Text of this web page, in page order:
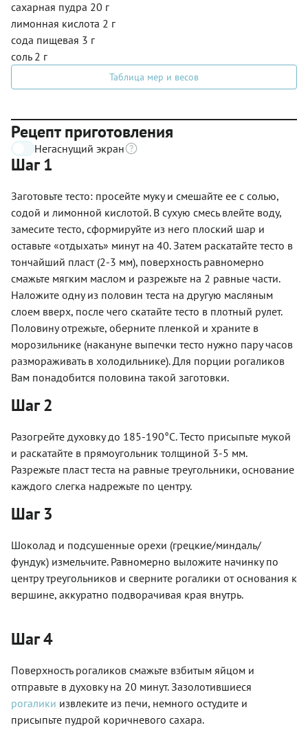
сахарная пудра 20 г
лимонная кислота 2 г
сода пищевая 3 г
соль 2 г
Таблица мер и весов
Рецепт приготовления
Негаснущий экран
Шаг 1
Заготовьте тесто: просейте муку и смешайте ее с солью,
содой и лимонной кислотой. В сухую смесь влейте воду,
замесите тесто, сформируйте из него плоский шар и
оставьте «отдыхать» минут на 40. Затем раскатайте тесто в
тончайший пласт (2-3 мм), поверхность равномерно
смажьте мягким маслом и разрежьте на 2 равные части.
Наложите одну из половин теста на другую масляным
слоем вверх, после чего скатайте тесто в плотный рулет.
Половину отрежьте, оберните пленкой и храните в
морозильнике (накануне выпечки тесто нужно пару часов
размораживать в холодильнике). Для порции рогаликов
Вам понадобится половина такой заготовки.
Шаг 2
Разогрейте духовку до 185-190°С. Тесто присыпьте мукой
и раскатайте в прямоугольник толщиной 3-5 мм.
Разрежьте пласт теста на равные треугольники, основание
каждого слегка надрежьте по центру.
Шаг 3
Шоколад и подсушенные орехи (грецкие/миндаль/
фундук) измельчите. Равномерно выложите начинку по
центру треугольников и сверните рогалики от основания к
вершине, аккуратно подворачивая края внутрь.
Шаг 4
Поверхность рогаликов смажьте взбитым яйцом и
отправьте в духовку на 20 минут. Зазолотившиеся
рогалики извлеките из печи, немного остудите и
присыпьте пудрой коричневого сахара.